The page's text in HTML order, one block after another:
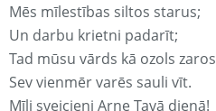
Mēs mīlestības siltos starus;
Un darbu krietni padarīt;
Tad mūsu vārds kā ozols zaros
Sev vienmēr varēs sauli vīt.
Mīļi sveicieni Arne Tavā dienā!